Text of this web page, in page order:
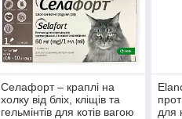
Селафорт – краплі на
холку від бліх, кліщів та
гельмінтів для котів вагою
для